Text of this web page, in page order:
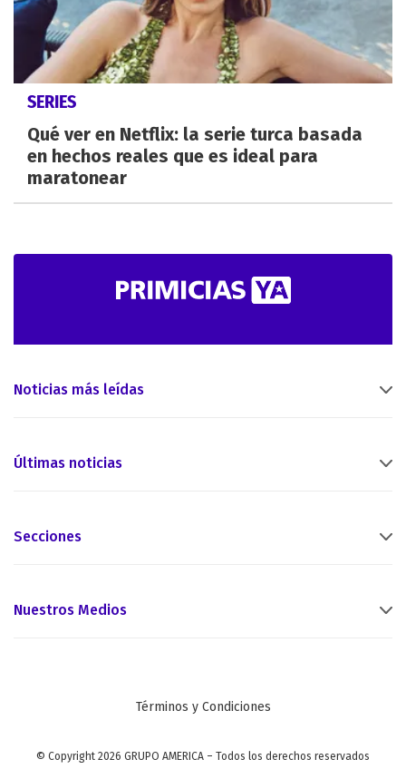
SERIES
Qué ver en Netflix: la serie turca basada
en hechos reales que es ideal para
maratonear
Noticias más leídas
Últimas noticias
Secciones
Nuestros Medios
Términos y Condiciones
© Copyright 2026 GRUPO AMERICA – Todos los derechos reservados